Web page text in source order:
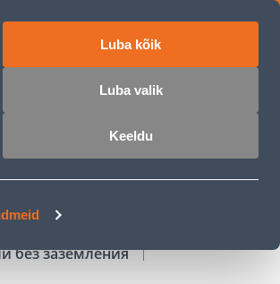
Luba kõik
Luba valik
Keeldu
без заземления